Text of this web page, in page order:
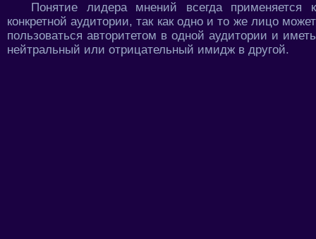
Понятие лидера мнений всегда применяется к
конкретной аудитории, так как одно и то же лицо может
пользоваться авторитетом в одной аудитории и иметь
нейтральный или отрицательный имидж в другой.